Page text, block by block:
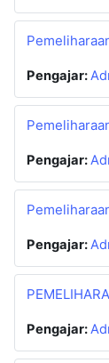
Pengajar:
Pengajar:
Pengajar:
Pengajar: